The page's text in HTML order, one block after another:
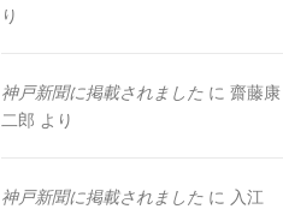
り
神戸新聞に掲載されました に 齋藤康
二郎 より
神戸新聞に掲載されました に 入江